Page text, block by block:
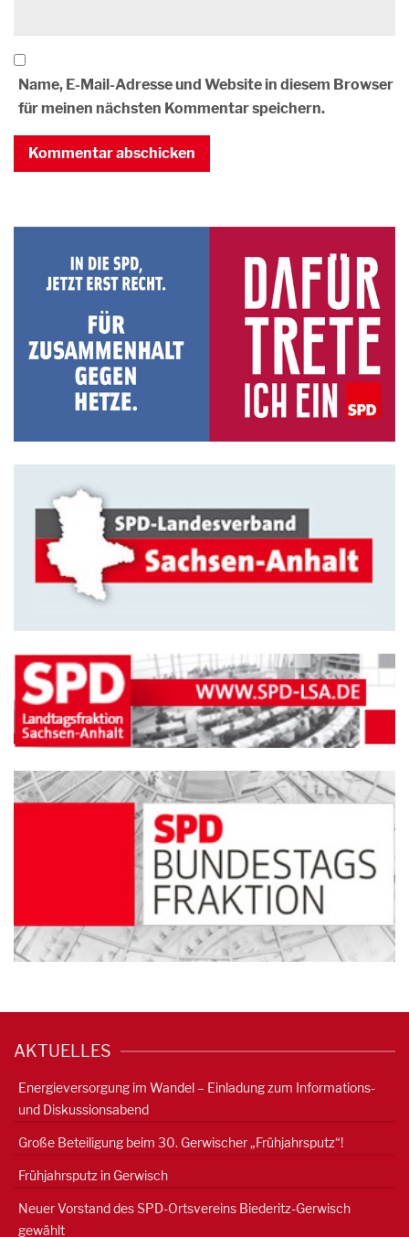
Name, E-Mail-Adresse und Website in diesem Browser
für meinen nächsten Kommentar speichern.
AKTUELLES
Energieversorgung im Wandel – Einladung zum Informations-
und Diskussionsabend
Große Beteiligung beim 30. Gerwischer „Frühjahrsputz“!
Frühjahrsputz in Gerwisch
Neuer Vorstand des SPD-Ortsvereins Biederitz-Gerwisch
gewählt